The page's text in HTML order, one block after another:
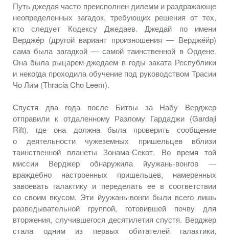
Путь джедая часто преисполнен дилемм и раздражающе
неопределенных загадок, требующих решенияот тех,
кто следует Кодексу Джедаев. Джедай по имени
Верджéр (другой вариант произношения — Верджéйр)
сама была загадкой —самой таинственной в Ордене.
Она была рыцарем-джедаем в годы заката Республики
и некогдапроходила обучение под руководством Трасии
Чо Лим (Thracia Cho Leem).
Спустя два года после Битвы за Набу Верджер
отправили к отдаленномуРазлому Гардаджи (Gardaji
Rift), где она должна была проверить сообщение
о деятельностичужеземных пришельцев вблизи
таинственной планетыЗонама-Секот. Во время той
миссии Верджер обнаружила йуужань-вонгов —
враждебно настроенных пришельцев, намеренных
завоевать галактику и переделатьее в соответствии
со своим вкусом. Эти йуужань-вонгибыли всего лишь
разведывательной группой, готовившей почву для
вторжения, случившегося десятилетия спустя. Верджер
стала одним из первых обитателей галактики,